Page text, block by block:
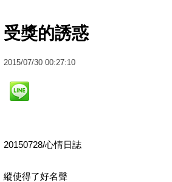
受獎的誘惑
2015/07/30 00:27:10
20150728/心情日誌
縱使得了好名聲